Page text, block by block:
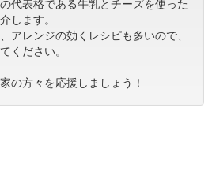
代表格である牛乳とチーズを使った
します。
アレンジの効くレシピも多いので、
ください。
の方々を応援しましょう！